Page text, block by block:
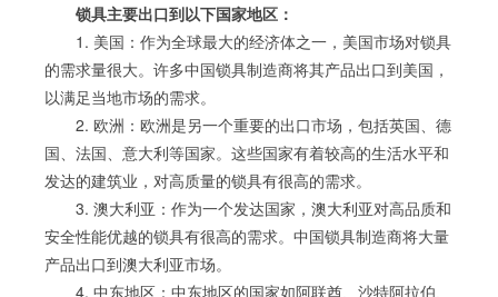
锁具主要出口到以下国家地区：
1. 美国：作为全球最大的经济体之一，美国市场对锁具
的需求量很大。许多中国锁具制造商将其产品出口到美国，
以满足当地市场的需求。
2. 欧洲：欧洲是另一个重要的出口市场，包括英国、德
国、法国、意大利等国家。这些国家有着较高的生活水平和
发达的建筑业，对高质量的锁具有很高的需求。
3. 澳大利亚：作为一个发达国家，澳大利亚对高品质和
安全性能优越的锁具有很高的需求。中国锁具制造商将大量
产品出口到澳大利亚市场。
4. 中东地区：中东地区的国家如阿联酋、沙特阿拉伯、